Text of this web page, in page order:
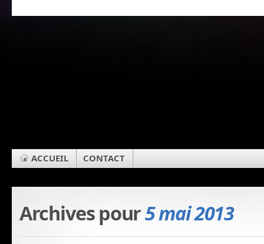
ACCUEIL CONTACT
Archives pour5 mai 2013